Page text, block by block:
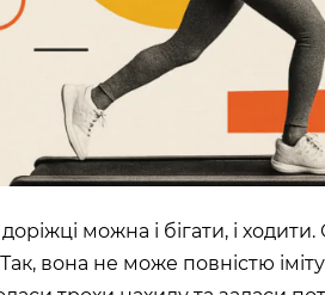
02000
доріжці можна і бігати, і
вона не може повністю